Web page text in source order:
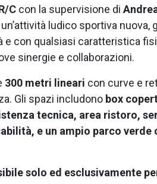
C con la supervisione di
ludico sportiva nuova,
e con qualsiasi caratteristica
sinergie e collaborazioni.
300 metri lineari con curve e
Gli spazi includono box
tecnica, area ristoro,
e un ampio parco verde
solo ed esclusivamente